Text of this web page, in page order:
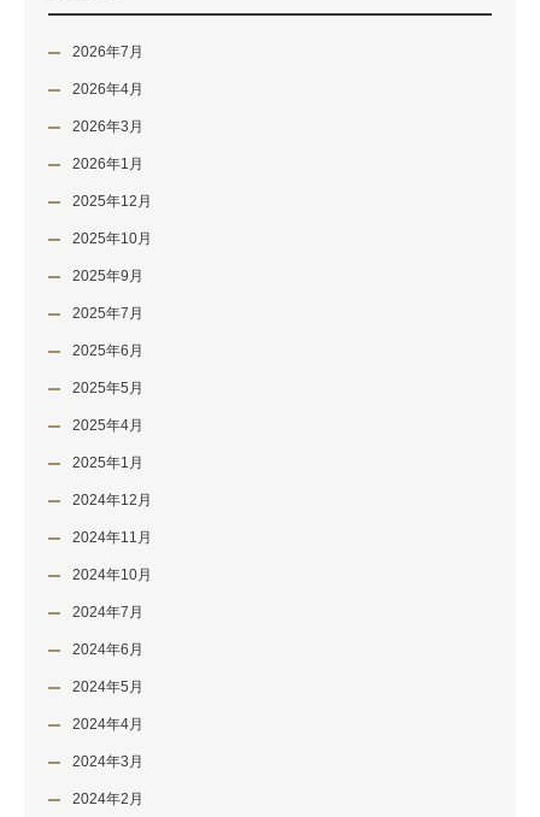
2026年7月
2026年4月
2026年3月
2026年1月
2025年12月
2025年10月
2025年9月
2025年7月
2025年6月
2025年5月
2025年4月
2025年1月
2024年12月
2024年11月
2024年10月
2024年7月
2024年6月
2024年5月
2024年4月
2024年3月
2024年2月